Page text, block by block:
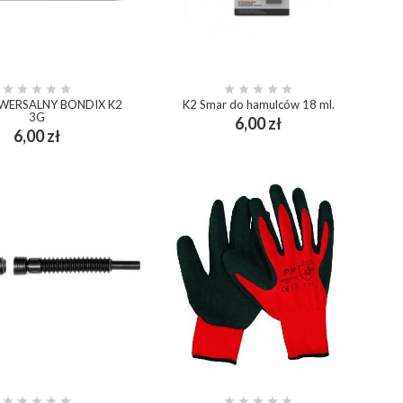
    
BONDIX K2
3G
6,00 złCena
add_shopping_cart
    
K2 Smar do hamulców 18 ml.
6,00 złCena
add_shopping_cart